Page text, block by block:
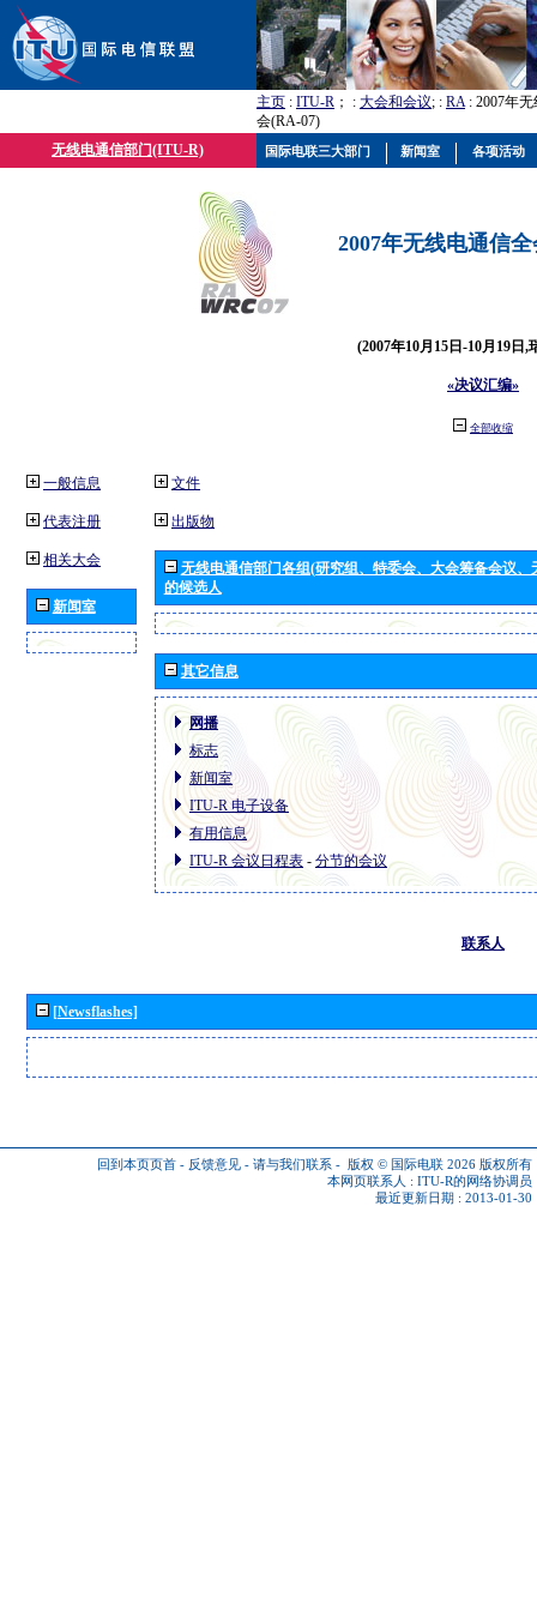
主页 : ITU-R ； : 大会和会议; : RA: 2007年
会(RA-07)
无线电通信部门(ITU-R)
2007年无线电通信
(2007年10月15日-10月19日,
«决议汇编»
全部收缩
一般信息
代表注册
相关大会
新闻室
文件
出版物
无线电通信部门各组(研究组、特委会、大会筹备会议
的候选人
其它信息
网播
标志
新闻室
ITU-R 电子设备
有用信息
ITU-R 会议日程表 - 分节的会议
联系人
[Newsflashes]
回到本页页首 - 反馈意见 - 请与我们联系 - 版权 © 国际电联 2026 版权所有
本网页联系人 : ITU-R的网络协调员
最近更新日期 : 2013-01-30
国际电联三大部门 新闻室 各项活动